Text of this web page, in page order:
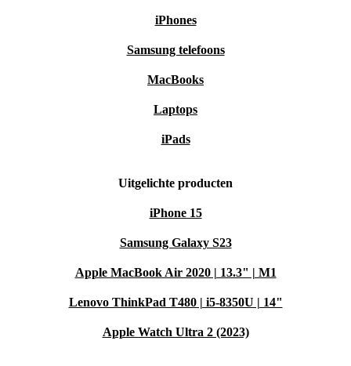
iPhones
Samsung telefoons
MacBooks
Laptops
iPads
Uitgelichte producten
iPhone 15
Samsung Galaxy S23
Apple MacBook Air 2020 | 13.3" | M1
Lenovo ThinkPad T480 | i5-8350U | 14"
Apple Watch Ultra 2 (2023)